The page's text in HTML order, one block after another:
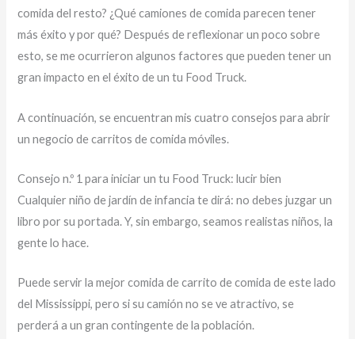
comida del resto? ¿Qué camiones de comida parecen tener
más éxito y por qué? Después de reflexionar un poco sobre
esto, se me ocurrieron algunos factores que pueden tener un
gran impacto en el éxito de un tu Food Truck.
A continuación, se encuentran mis cuatro consejos para abrir
un negocio de carritos de comida móviles.
Consejo n.º 1 para iniciar un tu Food Truck: lucir bien
Cualquier niño de jardín de infancia te dirá: no debes juzgar un
libro por su portada. Y, sin embargo, seamos realistas niños, la
gente lo hace.
Puede servir la mejor comida de carrito de comida de este lado
del Mississippi, pero si su camión no se ve atractivo, se
perderá a un gran contingente de la población.